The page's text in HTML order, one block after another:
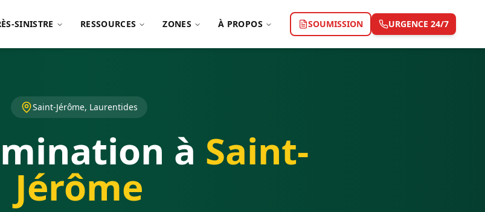
SINISTRE RESSOURCES ZONES À PROPOS SOUMISSION URGENCE 24/7
Saint-Jérôme, Laurentides
à Saint-
Jérôme